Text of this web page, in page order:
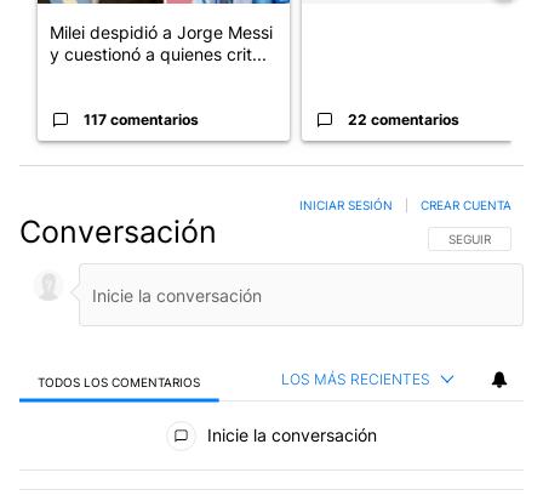
Milei despidió a Jorge Messi
y cuestionó a quienes crit...
117 comentarios 22 comentarios
Conversación SIGA ESTA
SEGUIR
INICIAR SESIÓN CREAR CUENTA
TODOS LOS COMENTARIOS LOS MÁS RECIENTES
Todos los comentarios
Inicie la conversación